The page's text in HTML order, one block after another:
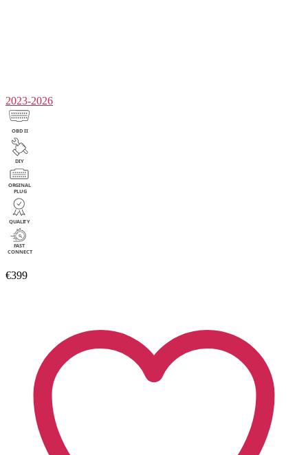
2023-2026
€399